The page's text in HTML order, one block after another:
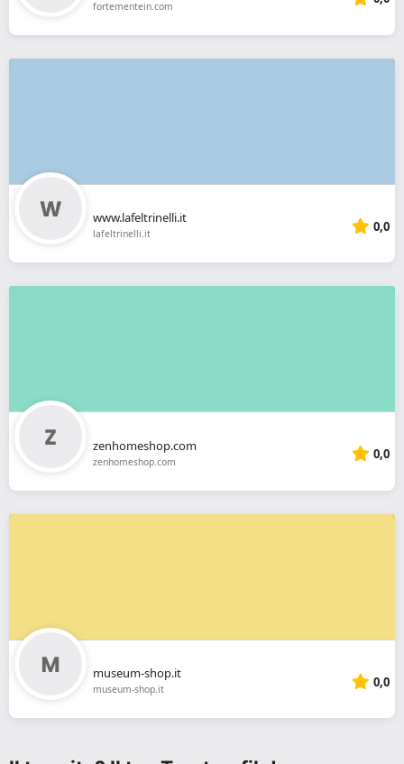
fortementein.com
www.lafeltrinelli.it
lafeltrinelli.it 0,0
zenhomeshop.com
zenhomeshop.com 0,0
museum-shop.it
museum-shop.it 0,0